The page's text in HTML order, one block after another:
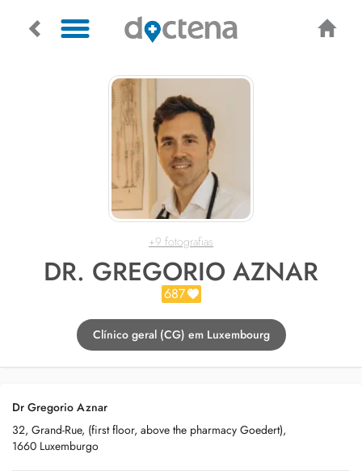
+9 fotografias
DR. GREGORIO AZNAR
687
Clínico geral (CG) em Luxembourg
Dr Gregorio Aznar
32, Grand-Rue, (first floor, above the pharmacy Goedert),
1660 Luxemburgo